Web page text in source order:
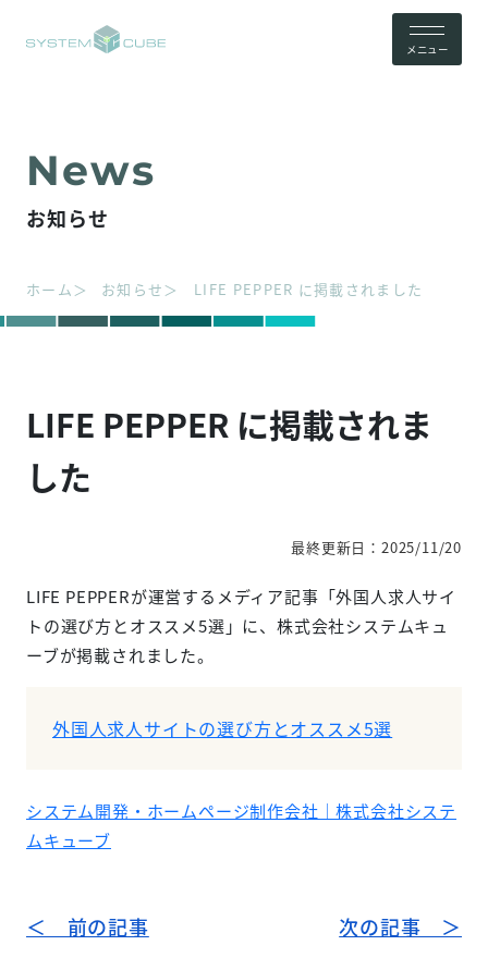
メニュー
お知らせ
ホーム お知らせ LIFE PEPPER に掲載されました
LIFE PEPPER に掲載されま
した
最終更新日：2025/11/20
LIFE PEPPERが運営するメディア記事「外国人求人サイ
トの選び方とオススメ5選」に、株式会社システムキュ
ーブが掲載されました。
外国人求人サイトの選び方とオススメ5選
システム開発・ホームページ制作会社｜株式会社システ
ムキューブ
＜ 前の記事 次の記事 ＞